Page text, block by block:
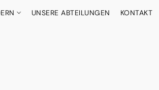
UNSERE ABTEILUNGEN KONTAKT